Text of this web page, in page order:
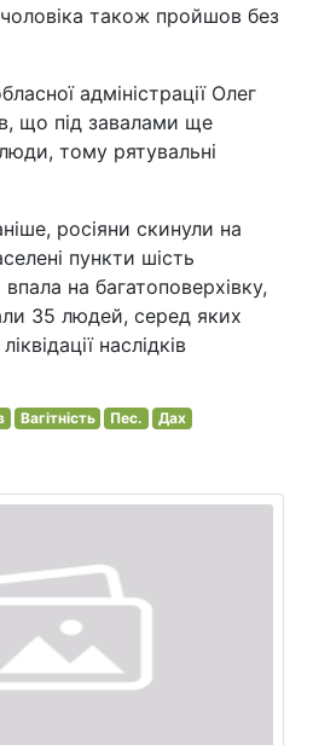
також пройшов без
адміністрації Олег
що під завалами ще
тому рятувальні
росіяни скинули на
пункти шість
на багатоповерхівку,
35 людей, серед яких
наслідків
Вагітність Пес. Дах